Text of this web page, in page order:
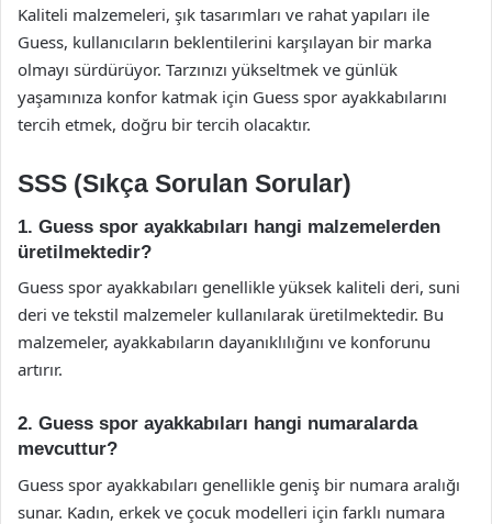
Kaliteli malzemeleri, şık tasarımları ve rahat yapıları ile
Guess, kullanıcıların beklentilerini karşılayan bir marka
olmayı sürdürüyor. Tarzınızı yükseltmek ve günlük
yaşamınıza konfor katmak için Guess spor ayakkabılarını
tercih etmek, doğru bir tercih olacaktır.
SSS (Sıkça Sorulan Sorular)
1. Guess spor ayakkabıları hangi malzemelerden
üretilmektedir?
Guess spor ayakkabıları genellikle yüksek kaliteli deri, suni
deri ve tekstil malzemeler kullanılarak üretilmektedir. Bu
malzemeler, ayakkabıların dayanıklılığını ve konforunu
artırır.
2. Guess spor ayakkabıları hangi numaralarda
mevcuttur?
Guess spor ayakkabıları genellikle geniş bir numara aralığı
sunar. Kadın, erkek ve çocuk modelleri için farklı numara